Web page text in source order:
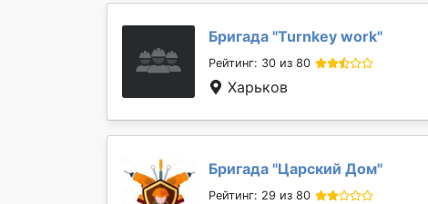
Бригада "Turnkey work"
Рейтинг: 30 из 80
Харьков
Бригада "Царский Дом"
Рейтинг: 29 из 80